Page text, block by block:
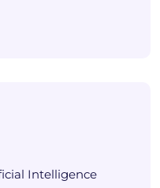
Intelligence